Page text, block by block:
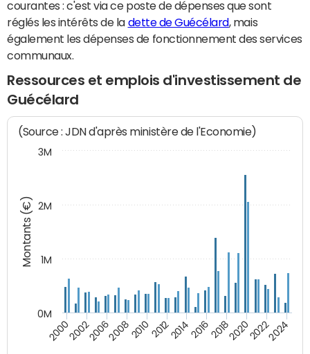
courantes : c'est via ce poste de dépenses que sont
réglés les intérêts de la dette de Guécélard, mais
également les dépenses de fonctionnement des services
communaux.
Ressources et emplois d'investissement de
Guécélard
Montants (€)
(Source : JDN d'après ministère de l'Economie)
200020022006200820102012201420162018202020222024
0M
1M
2M
3M